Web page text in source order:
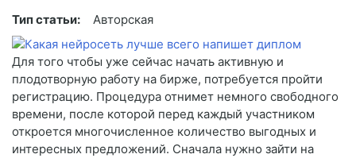
Тип статьи: Авторская
Для того чтобы уже сейчас начать активную и
плодотворную работу на бирже, потребуется пройти
регистрацию. Процедура отнимет немного свободного
времени, после которой перед каждый участником
откроется многочисленное количество выгодных и
интересных предложений. Сначала нужно зайти на